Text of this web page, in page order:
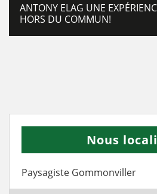
ANTONY ELAG UNE
HORS DU COMMUN!
Nous
Paysagiste Gommonviller